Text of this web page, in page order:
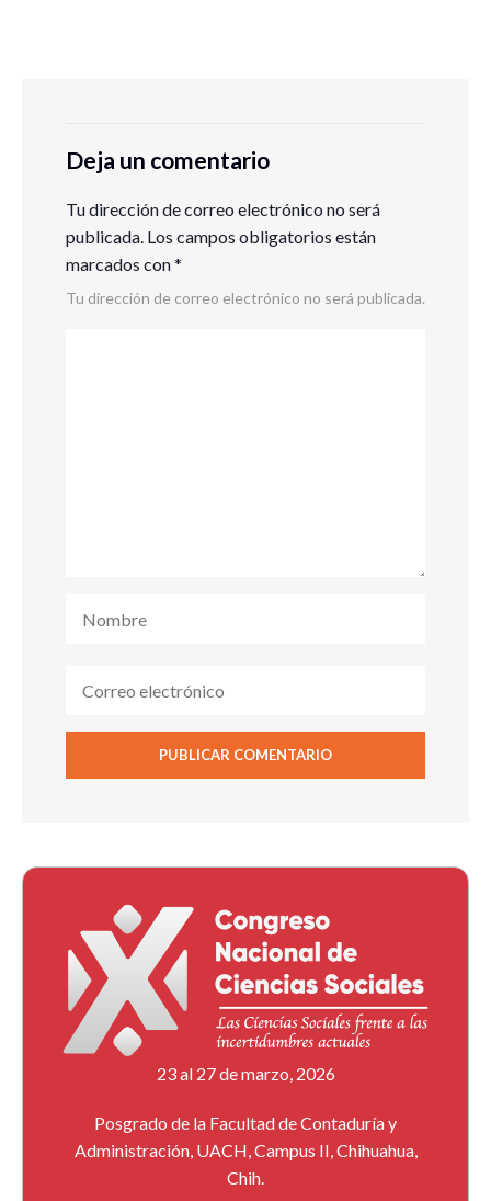
Deja un comentario
Tu dirección de correo electrónico no será
publicada. Los campos obligatorios están
marcados con*
Tu dirección de correo electrónico no será publicada.
23 al 27 de marzo, 2026
Posgrado de la Facultad de Contaduría y
Administración, UACH, Campus II, Chihuahua,
Chih.